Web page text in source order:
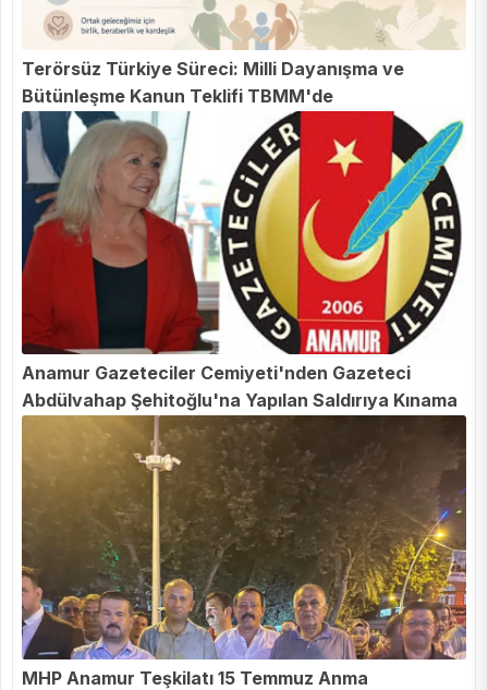
Terörsüz Türkiye Süreci: Milli Dayanışma ve
Bütünleşme Kanun Teklifi TBMM'de
Anamur Gazeteciler Cemiyeti'nden Gazeteci
Abdülvahap Şehitoğlu'na Yapılan Saldırıya Kınama
MHP Anamur Teşkilatı 15 Temmuz Anma